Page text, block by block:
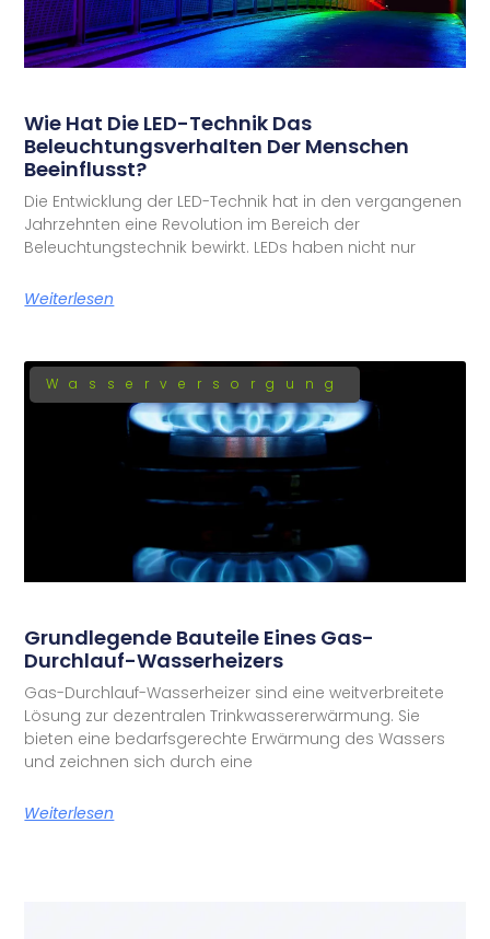
Wie Hat Die LED-Technik Das
Beleuchtungsverhalten Der Menschen
Beeinflusst?
Die Entwicklung der LED-Technik hat in den vergangenen
Jahrzehnten eine Revolution im Bereich der
Beleuchtungstechnik bewirkt. LEDs haben nicht nur
Weiterlesen
Wasserversorgung
Grundlegende Bauteile Eines Gas-
Durchlauf-Wasserheizers
Gas-Durchlauf-Wasserheizer sind eine weitverbreitete
Lösung zur dezentralen Trinkwassererwärmung. Sie
bieten eine bedarfsgerechte Erwärmung des Wassers
und zeichnen sich durch eine
Weiterlesen